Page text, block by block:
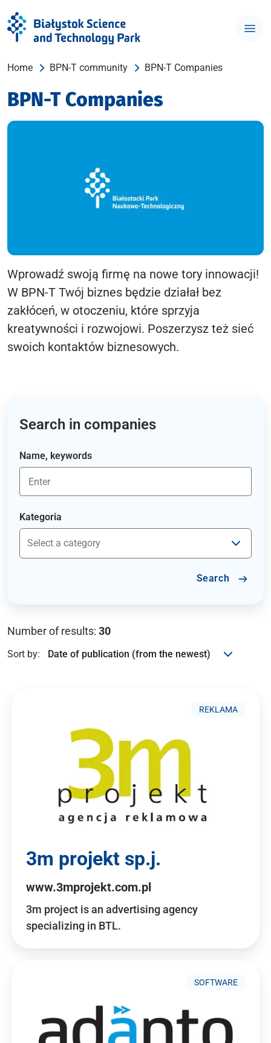
Home BPN-T community BPN-T Companies
BPN-T Companies
Wprowadź swoją firmę na nowe tory innowacji!
W BPN-T Twój biznes będzie działał bez
zakłóceń, w otoczeniu, które sprzyja
kreatywności i rozwojowi. Poszerzysz też sieć
swoich kontaktów biznesowych.
Search in companies
Name, keywords
Kategoria
Search
Number of results: 30
Sort by:
REKLAMA
3m projekt sp.j.
www.3mprojekt.com.pl
3m project is an advertising agency
specializing in BTL.
SOFTWARE